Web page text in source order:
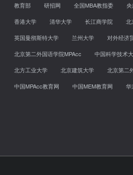
教育部 研招网 全国MBA教指委
香港大学
清华大学 长江商学院 北
英国曼彻斯特大学
兰州大学 对外经济
北京第二外国语学院MPAcc
中国科学技术
北方工业大学
北京建筑大学 北京第二
中国MPAcc教育网
中国MEM教育网 华